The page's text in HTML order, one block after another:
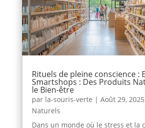
Rituels de pleine conscience :
Smartshops : Des Produits
le Bien-être
par la-souris-verte | Août 29, 2025
Naturels
Dans un monde où le stress et la